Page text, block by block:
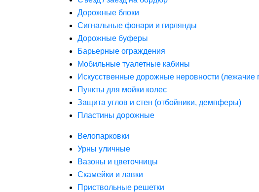
Дорожные блоки
Сигнальные фонари и гирлянды
Дорожные буферы
Барьерные ограждения
Мобильные туалетные кабины
Искусственные дорожные неровности (лежачие
Пункты для мойки колес
Защита углов и стен (отбойники, демпферы)
Пластины дорожные
Велопарковки
Урны уличные
Вазоны и цветочницы
Скамейки и лавки
Приствольные решетки